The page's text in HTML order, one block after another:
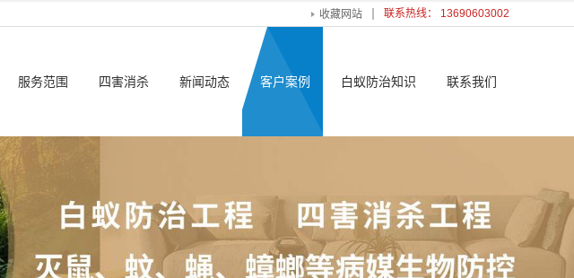
收藏网站 联系热线： 13690603002
服务范围 四害消杀 新闻动态 客户案例 白蚁防治知识 联系我们